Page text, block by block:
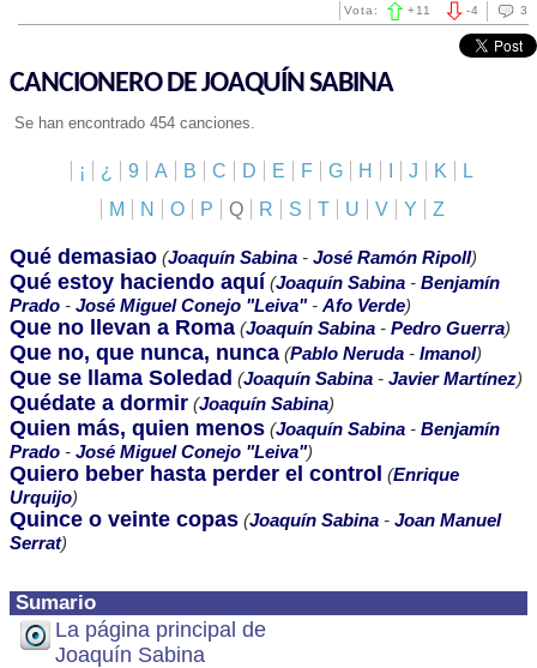
3
-4
Vota: +11
CANCIONERO DE JOAQUÍN SABINA
Se han encontrado 454 canciones.
¡ ¿ 9 A B C D E F G H J K
L
M
N O P Q R S T U V Y Z
Sumario
La página principal de
Joaquín Sabina
Qué demasiao (Joaquín Sabina - José Ramón Ripoll)
Qué estoy haciendo aquí (Joaquín Sabina - Benjamín
Prado - José Miguel Conejo "Leiva"- Afo Verde)
Que no llevan a Roma (Joaquín Sabina - Pedro Guerra)
Que no, que nunca, nunca (Pablo Neruda - Imanol)
Que se llama Soledad (Joaquín Sabina - Javier Martínez)
Quédate a dormir (Joaquín Sabina)
Quien más, quien menos (Joaquín Sabina - Benjamín
Prado - José Miguel Conejo "Leiva")
Quiero beber hasta perder el control (Enrique
Urquijo)
Quince o veinte copas (Joaquín Sabina - Joan Manuel
Serrat)